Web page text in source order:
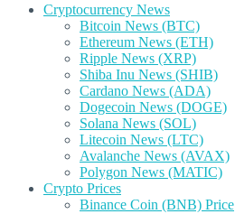
Cryptocurrency News
Bitcoin News (BTC)
Ethereum News (ETH)
Ripple News (XRP)
Shiba Inu News (SHIB)
Cardano News (ADA)
Dogecoin News (DOGE)
Solana News (SOL)
Litecoin News (LTC)
Avalanche News (AVAX)
Polygon News (MATIC)
Crypto Prices
Binance Coin (BNB) Price